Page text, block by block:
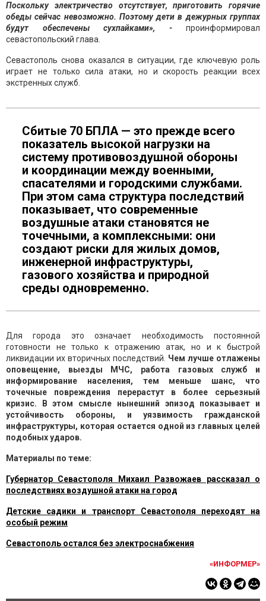
Поскольку электричество отсутствует, приготовить горячие
обеды сейчас невозможно. Поэтому дети в дежурных группах
будут обеспечены сухпайками», - проинформировал
севастопольский глава.
Севастополь снова оказался в ситуации, где ключевую роль
играет не только сила атаки, но и скорость реакции всех
экстренных служб.
Сбитые 70 БПЛА — это прежде всего
показатель высокой нагрузки на
систему противовоздушной обороны
и координации между военными,
спасателями и городскими службами.
При этом сама структура последствий
показывает, что современные
воздушные атаки становятся не
точечными, а комплексными: они
создают риски для жилых домов,
инженерной инфраструктуры,
газового хозяйства и природной
среды одновременно.
Для города это означает необходимость постоянной
готовности не только к отражению атак, но и к быстрой
ликвидации их вторичных последствий. Чем лучше отлажены
оповещение, выезды МЧС, работа газовых служб и
информирование населения, тем меньше шанс, что
точечные повреждения перерастут в более серьезный
кризис. В этом смысле нынешний эпизод показывает и
устойчивость обороны, и уязвимость гражданской
инфраструктуры, которая остается одной из главных целей
подобных ударов.
Материалы по теме:
Губернатор Севастополя Михаил Развожаев рассказал о
последствиях воздушной атаки на город
Детские садики и транспорт Севастополя переходят на
особый режим
Севастополь остался без электроснабжения
«ИНФОРМЕР»